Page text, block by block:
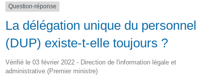
Question-réponse
La délégation unique du personnel
(DUP) existe-t-elle toujours ?
Vérifié le 03 février 2022 - Direction de l'information légale et
administrative (Premier ministre)